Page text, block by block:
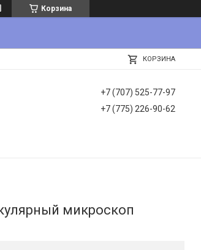
Корзина
КОРЗИНА
+7 (707) 525-77-97
+7 (775) 226-90-62
микроскоп